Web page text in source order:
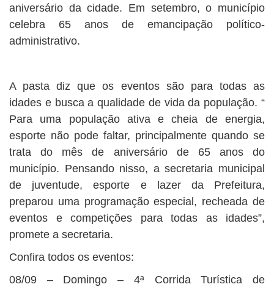
aniversário da cidade. Em setembro, o município
celebra 65 anos de emancipação político-
administrativo.
A pasta diz que os eventos são para todas as
idades e busca a qualidade de vida da população. “
Para uma população ativa e cheia de energia,
esporte não pode faltar, principalmente quando se
trata do mês de aniversário de 65 anos do
município. Pensando nisso, a secretaria municipal
de juventude, esporte e lazer da Prefeitura,
preparou uma programação especial, recheada de
eventos e competições para todas as idades”,
promete a secretaria.
Confira todos os eventos:
08/09 – Domingo – 4ª Corrida Turística de